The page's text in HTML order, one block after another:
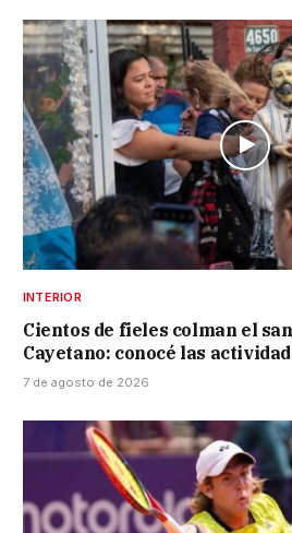
INTERIOR
Cientos de fieles colman el
Cayetano: conocé las
7 de agosto de 2026